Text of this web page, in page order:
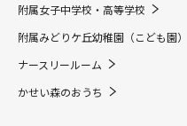
附属女子中学校・高等学校
附属みどりケ丘幼稚園（こども園）
ナースリールーム
かせい森のおうち